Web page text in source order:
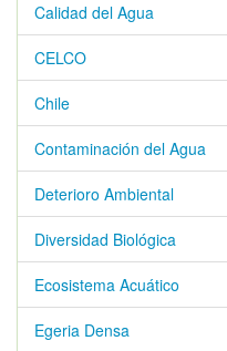
Calidad del Agua
CELCO
Chile
Contaminación del Agua
Deterioro Ambiental
Diversidad Biológica
Ecosistema Acuático
Egeria Densa